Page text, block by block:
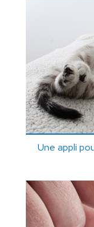
Une appli